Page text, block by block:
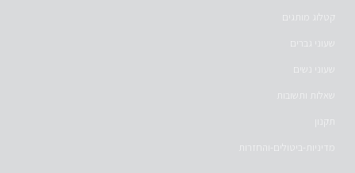
קטלוג מותגים
שעוני גברים
שעוני נשים
שאלות ותשובות
תקנון
מדיניות-ביטולים-והחזרות